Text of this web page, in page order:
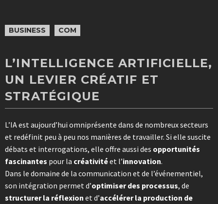
BUSINESS COM
L’INTELLIGENCE ARTIFICIELLE,
UN LEVIER CRÉATIF ET
STRATÉGIQUE
L’IA est aujourd’hui omniprésente dans de nombreux secteurs
et redéfinit peu à peu nos manières de travailler. Si elle suscite
débats et interrogations, elle offre aussi des opportunités
fascinantes pour la créativitéet l’innovation.
Dans le domaine de la communication et de l’événementiel,
son intégration permet d’optimiser des processus, de
structurer la réflexion et d’accélérer la production de